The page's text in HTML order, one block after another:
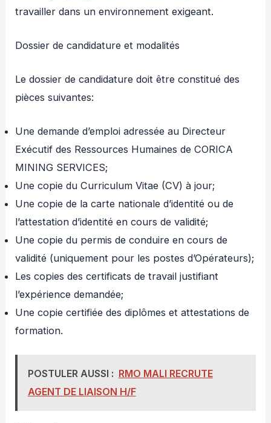
travailler dans un environnement exigeant.
Dossier de candidature et modalités
Le dossier de candidature doit être constitué des
pièces suivantes:
Une demande d’emploi adressée au Directeur
Exécutif des Ressources Humaines de CORICA
MINING SERVICES;
Une copie du Curriculum Vitae (CV) à jour;
Une copie de la carte nationale d’identité ou de
l’attestation d’identité en cours de validité;
Une copie du permis de conduire en cours de
validité (uniquement pour les postes d’Opérateurs);
Les copies des certificats de travail justifiant
l’expérience demandée;
Une copie certifiée des diplômes et attestations de
formation.
POSTULER AUSSI : RMO MALI RECRUTE
AGENT DE LIAISON H/F